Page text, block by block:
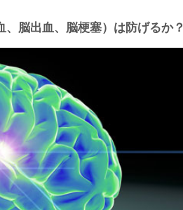
脳出血、脳梗塞）は防げるか？